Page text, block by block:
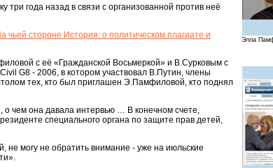
Элла
года назад в связи с организованной против неё
стороне История: о политическом плагиате и
с её «Гражданской Восьмеркой» и В.Сурковым с
G8 - 2006, в котором участвовал В.Путин, члены
тех, кто был приглашен Э.Памфиловой, кто поднял
чем она давала интервью … В конечном счете,
специального органа по защите прав детей,
не могу не обратить внимание - уже на июльские